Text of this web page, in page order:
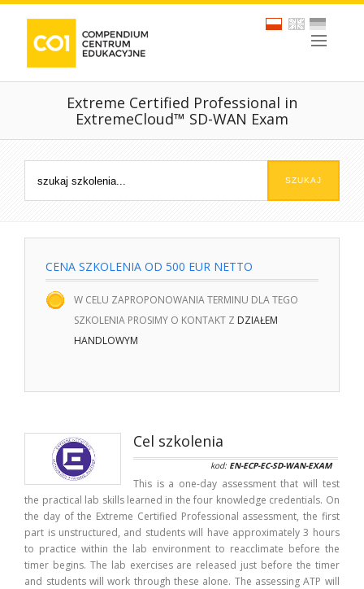
Extreme Certified Professional in
ExtremeCloud™ SD-WAN Exam
CENA SZKOLENIA OD 500 EUR NETTO
W CELU ZAPROPONOWANIA TERMINU DLA TEGO
SZKOLENIA PROSIMY O KONTAKT Z DZIAŁEM
HANDLOWYM
Cel szkolenia
kod: EN-ECP-EC-SD-WAN-EXAM
This is a one-day assessment that will test
the practical lab skills learned in the four knowledge credentials. On
the day of the Extreme Certified Professional assessment, the first
part is unstructured, and students will have approximately 3 hours
to practice within the lab environment to reacclimate before the
timer begins. The lab exercises are released just before the timer
and students will work through these alone. The assessing ATP will